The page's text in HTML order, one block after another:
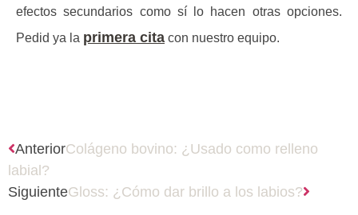
efectos secundarios como sí lo hacen otras opciones.
Pedid ya la primera cita con nuestro equipo.
AnteriorColágeno bovino: ¿Usado como relleno
labial?
SiguienteGloss: ¿Cómo dar brillo a los labios?